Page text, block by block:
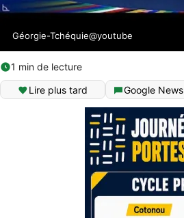
Géorgie-Tchéquie@youtube
1 min de lecture
Lire plus tard
Google News